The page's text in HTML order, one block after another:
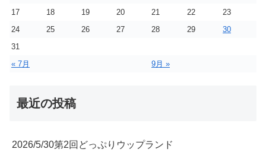
17
18 19 20 21 22
23
24
25 26 27 28 29
30
31
« 7月
9月 »
最近の投稿
2026/5/30第2回どっぷりウップランド